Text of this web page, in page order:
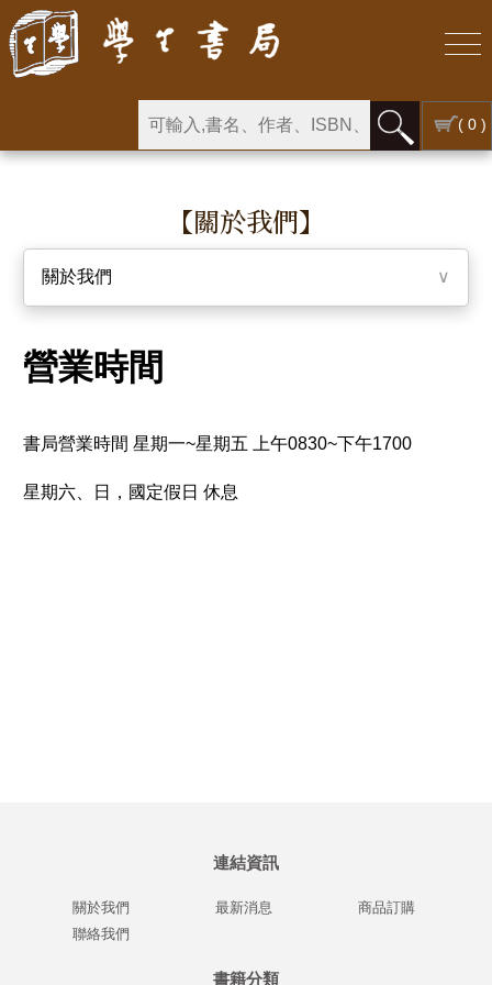
( 0 )
【關於我們】
關於我們 ∨
營業時間
書局營業時間 星期一~星期五 上午0830~下午1700
星期六、日，國定假日 休息
連結資訊
關於我們 最新消息
商品訂購
聯絡我們
書籍分類